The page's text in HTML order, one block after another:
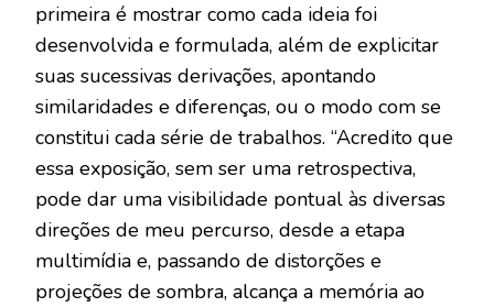
primeira é mostrar como cada ideia foi
desenvolvida e formulada, além de explicitar
suas sucessivas derivações, apontando
similaridades e diferenças, ou o modo com se
constitui cada série de trabalhos. “Acredito que
essa exposição, sem ser uma retrospectiva,
pode dar uma visibilidade pontual às diversas
direções de meu percurso, desde a etapa
multimídia e, passando de distorções e
projeções de sombra, alcança a memória ao